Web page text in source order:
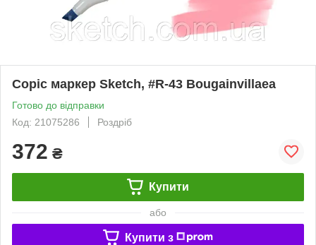
Copic маркер Sketch, #R-43 Bougainvillaea
Готово до відправки
Код: 21075286
Роздріб
372 ₴
Купити
або
Купити з